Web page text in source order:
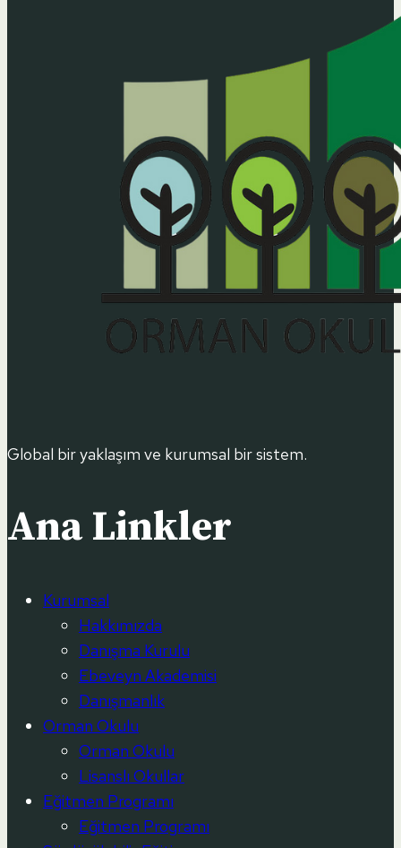
Global bir yaklaşım ve kurumsal bir sistem.
Ana Linkler
Kurumsal
Hakkımızda
Danışma Kurulu
Ebeveyn Akademisi
Danışmanlık
Orman Okulu
Orman Okulu
Lisanslı Okullar
Eğitmen Programı
Eğitmen Programı